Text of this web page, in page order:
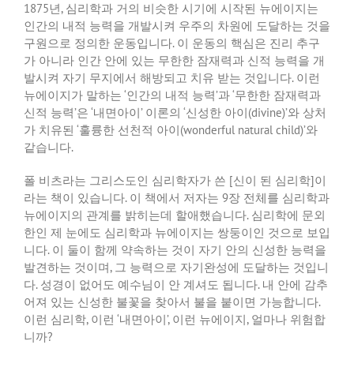
1875년, 심리학과 거의 비슷한 시기에 시작된 뉴에이지는
인간의 내적 능력을 개발시켜 우주의 차원에 도달하는 것을
구원으로 정의한 운동입니다. 이 운동의 핵심은 진리 추구
가 아니라 인간 안에 있는 무한한 잠재력과 신적 능력을 개
발시켜 자기 무지에서 해방되고 치유 받는 것입니다. 이런
뉴에이지가 말하는 ‘인간의 내적 능력’과‘무한한 잠재력과
신적 능력’은 ‘내면아이’ 이론의 ‘신성한 아이(divine)’와 상처
가 치유된 ‘훌륭한 선천적 아이(wonderful natural child)’와
같습니다.
폴 비츠라는 그리스도인 심리학자가 쓴 [신이 된 심리학]이
라는 책이 있습니다. 이 책에서 저자는 9장 전체를 심리학과
뉴에이지의 관계를 밝히는데 할애했습니다. 심리학에 문외
한인 제 눈에도 심리학과 뉴에이지는 쌍둥이인 것으로 보입
니다. 이 둘이 함께 약속하는 것이 자기 안의 신성한 능력을
발견하는 것이며, 그 능력으로 자기완성에 도달하는 것입니
다. 성경이 없어도 예수님이 안 계셔도 됩니다. 내 안에 감추
어져 있는 신성한 불꽃을 찾아서 불을 붙이면 가능합니다.
이런 심리학, 이런 ‘내면아이’, 이런 뉴에이지, 얼마나 위험합
니까?